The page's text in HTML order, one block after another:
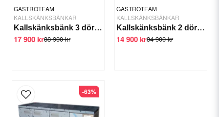
GASTROTEAM
KALLSKÄNKSBÄNKAR
Kallskänksbänk 3 dörrar 1/4 GN, 200x80x90/110cm
38 900 kr
17 900 kr
GASTROTEAM
KALLSKÄNKSBÄNKAR
Kallskänksbänk 2 dörrar 1/4 GN, 152x80x90/110cm
34 900 kr
14 900 kr
-63%
Send question